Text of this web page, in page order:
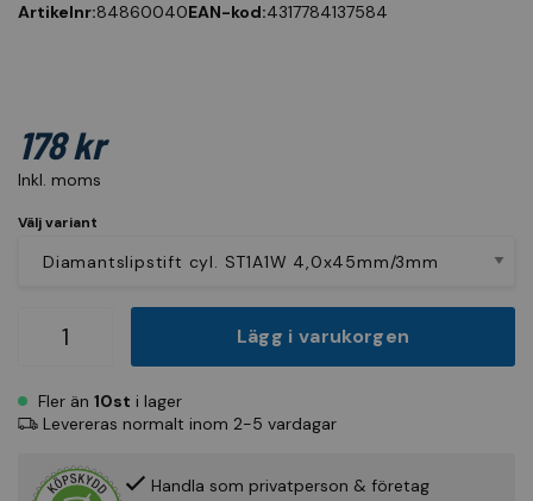
Artikelnr:84860040EAN-kod:4317784137584
Inkl. moms
178 kr
Välj variant
Lägg i varukorgen
Fler än 10st i lager
Levereras normalt inom 2-5 vardagar
Handla som privatperson & företag